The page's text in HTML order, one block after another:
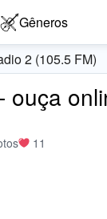
Gêneros
2 (105.5 FM)
ouça
11